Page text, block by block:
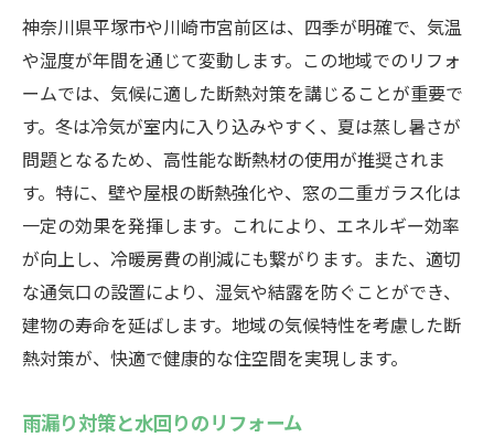
神奈川県平塚市や川崎市宮前区は、四季が明確で、気温
や湿度が年間を通じて変動します。この地域でのリフォ
ームでは、気候に適した断熱対策を講じることが重要で
す。冬は冷気が室内に入り込みやすく、夏は蒸し暑さが
問題となるため、高性能な断熱材の使用が推奨されま
す。特に、壁や屋根の断熱強化や、窓の二重ガラス化は
一定の効果を発揮します。これにより、エネルギー効率
が向上し、冷暖房費の削減にも繋がります。また、適切
な通気口の設置により、湿気や結露を防ぐことができ、
建物の寿命を延ばします。地域の気候特性を考慮した断
熱対策が、快適で健康的な住空間を実現します。
雨漏り対策と水回りのリフォーム